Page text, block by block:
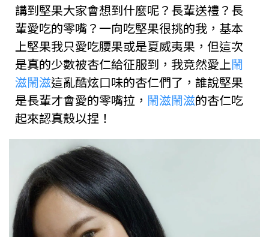
講到堅果大家會想到什麼呢？長輩送禮？長
輩愛吃的零嘴？一向吃堅果很挑的我，基本
上堅果我只愛吃腰果或是夏威夷果，但這次
是真的少數被杏仁給征服到，我竟然愛上鬧
滋鬧滋這亂酷炫口味的杏仁們了，誰說堅果
是長輩才會愛的零嘴拉， 鬧滋鬧滋的杏仁吃
起來認真殼以捏！